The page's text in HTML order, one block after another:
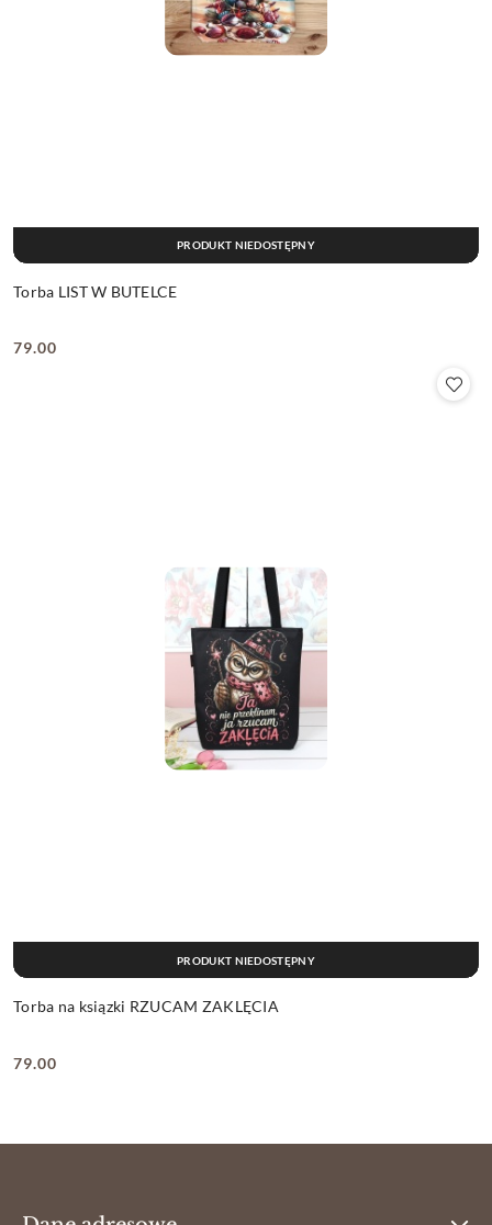
Torba LIST W BUTELCE
Cena:
79.00
PRODUKT NIEDOSTĘPNY
Torba na ksiązki RZUCAM ZAKLĘCIA
Cena:
79.00
PRODUKT NIEDOSTĘPNY